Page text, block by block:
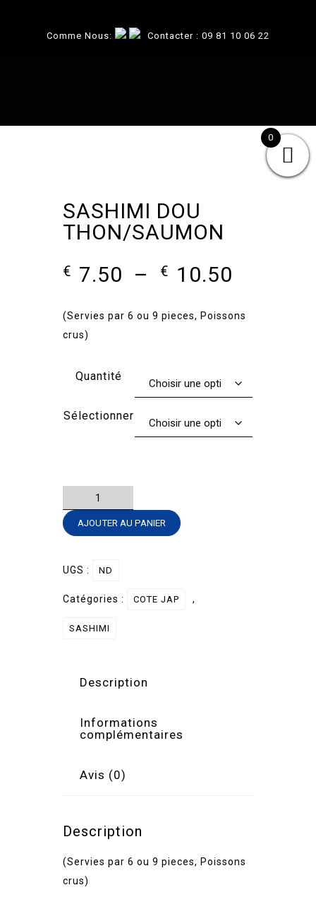
Comme Nous: Contacter : 09 81 10 06 22
SASHIMI DOU
THON/SAUMON
€ 7.50 – € 10.50
prix :
€10.50
(Servies par 6 ou 9 pieces, Poissons
crus)
Quantité
Sélectionner
quantité
de
SASHIMI
THON/SAUMON
AJOUTER AU PANIER
UGS : ND
Catégories : COTE JAP ,
SASHIMI
Description
Informations
complémentaires
Avis (0)
Description
(Servies par 6 ou 9 pieces, Poissons
crus)
0